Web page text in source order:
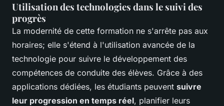
Utilisation des technologies dans le suivi des
progrès
La modernité de cette formation ne s'arrête pas aux
horaires; elle s'étend à l'utilisation avancée de la
technologie pour suivre le développement des
compétences de conduite des élèves. Grâce à des
applications dédiées, les étudiants peuvent suivre
leur progression en temps réel, planifier leurs